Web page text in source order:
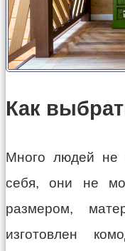
Как
Много людей не
себя, они не
размером,
изготовлен